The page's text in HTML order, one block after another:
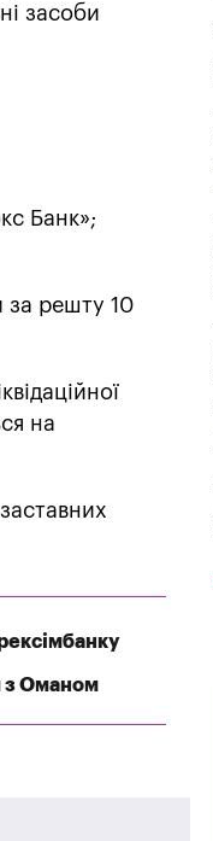
засоби
Банк»;
за решту 10
на
з Оманом